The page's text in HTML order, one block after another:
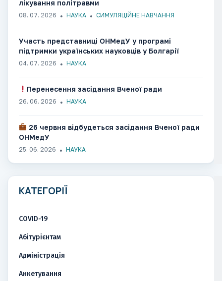
лікування політравми
08. 07. 2026 НАУКА СИМУЛЯЦІЙНЕ НАВЧАННЯ
Участь представниці ОНМедУ у програмі
підтримки українських науковців у Болгарії
04. 07. 2026 НАУКА
Перенесення засідання Вченої ради
26. 06. 2026 НАУКА
26 червня відбудеться засідання Вченої ради
ОНМедУ
25. 06. 2026 НАУКА
КАТЕГОРІЇ
COVID-19
Абітурієнтам
Адміністрація
Анкетування